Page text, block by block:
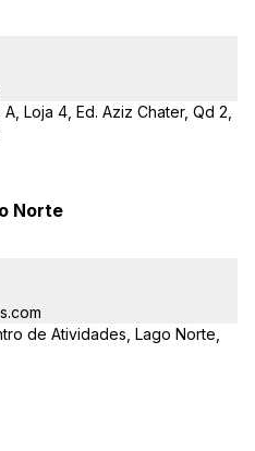
Loja 4, Ed. Aziz Chater, Qd 2,
Norte
de Atividades, Lago Norte,